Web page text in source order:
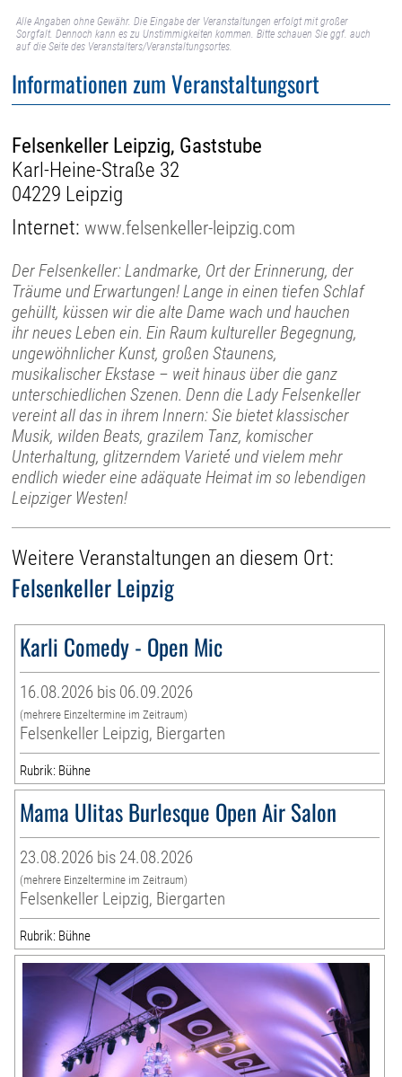
Alle Angaben ohne Gewähr. Die Eingabe der Veranstaltungen erfolgt mit großer
Sorgfalt. Dennoch kann es zu Unstimmigkeiten kommen. Bitte schauen Sie ggf. auch
auf die Seite des Veranstalters/Veranstaltungsortes.
Informationen zum Veranstaltungsort
Felsenkeller Leipzig, Gaststube
Karl-Heine-Straße 32
04229 Leipzig
Internet:www.felsenkeller-leipzig.com
Der Felsenkeller: Landmarke, Ort der Erinnerung, der
Träume und Erwartungen! Lange in einen tiefen Schlaf
gehüllt, küssen wir die alte Dame wach und hauchen
ihr neues Leben ein. Ein Raum kultureller Begegnung,
ungewöhnlicher Kunst, großen Staunens,
musikalischer Ekstase – weit hinaus über die ganz
unterschiedlichen Szenen. Denn die Lady Felsenkeller
vereint all das in ihrem Innern: Sie bietet klassischer
Musik, wilden Beats, grazilem Tanz, komischer
Unterhaltung, glitzerndem Varieté und vielem mehr
endlich wieder eine adäquate Heimat im so lebendigen
Leipziger Westen!
Weitere Veranstaltungen an diesem Ort:
Felsenkeller Leipzig
Karli Comedy - Open Mic
16.08.2026 bis 06.09.2026
(mehrere Einzeltermine im Zeitraum)
Felsenkeller Leipzig, Biergarten
Rubrik: Bühne
Mama Ulitas Burlesque Open Air Salon
23.08.2026 bis 24.08.2026
(mehrere Einzeltermine im Zeitraum)
Felsenkeller Leipzig, Biergarten
Rubrik: Bühne